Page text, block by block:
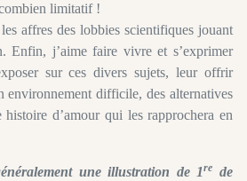
limitatif !
affres des lobbies scientifiques jouant
Enfin, j’aime faire vivre et s’exprimer
sur ces divers sujets, leur offrir
environnement difficile, des alternatives
d’amour qui les rapprochera en
une illustration de 1re de